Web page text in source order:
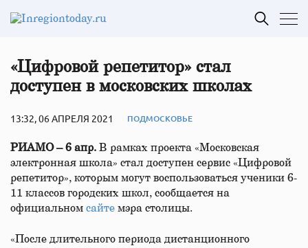
«Цифровой репетитор» стал
доступен в московских школах
13:32, 06 АПРЕЛЯ 2021 ПОДМОСКОВЬЕ
РИАМО – 6 апр. В рамках проекта «Московская
электронная школа» стал доступен сервис «Цифровой
репетитор», которым могут воспользоваться ученики 6-
11 классов городских школ, сообщается на
официальном сайте мэра столицы.
«После длительного периода дистанционного